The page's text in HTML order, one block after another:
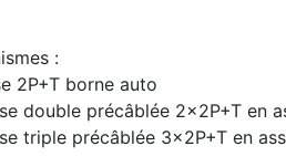
:
2P+T borne auto
double précâblée 2x2P+T en
triple précâblée 3x2P+T en